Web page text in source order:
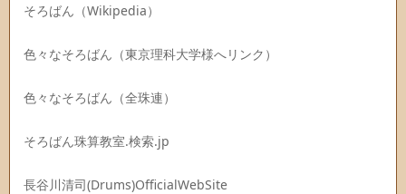
そろばん（Wikipedia）
色々なそろばん（東京理科大学様へリンク）
色々なそろばん（全珠連）
そろばん珠算教室.検索.jp
長谷川清司(Drums)OfficialWebSite